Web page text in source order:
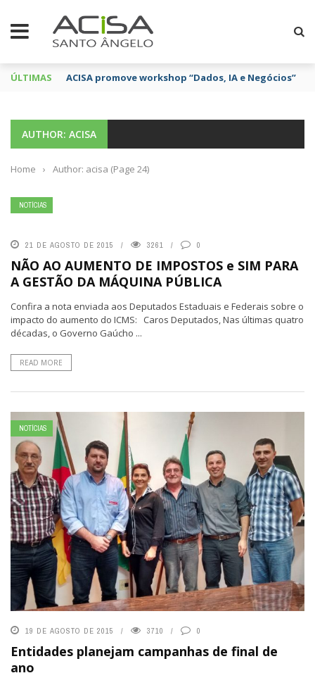
ÚLTIMAS ACISA promove workshop “Dados, IA e Negócios”
AUTHOR: ACISA
Home › Author: acisa (Page 24)
NOTÍCIAS
21 DE AGOSTO DE 2015 3261 0
NÃO AO AUMENTO DE IMPOSTOS e SIM PARA
A GESTÃO DA MÁQUINA PÚBLICA
Confira a nota enviada aos Deputados Estaduais e Federais sobre o
impacto do aumento do ICMS: Caros Deputados, Nas últimas quatro
décadas, o Governo Gaúcho ...
READ MORE
NOTÍCIAS
19 DE AGOSTO DE 2015 3710 0
Entidades planejam campanhas de final de
ano